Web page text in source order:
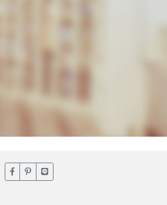
臉書分享(另開新視窗)
噗浪分享(另開新視窗)
Line分享(另開新視窗)